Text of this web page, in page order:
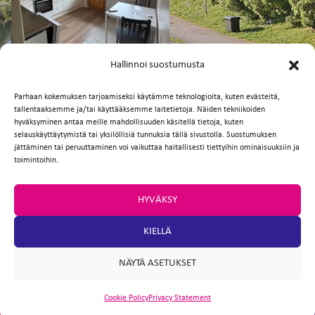
Hallinnoi suostumusta
Parhaan kokemuksen tarjoamiseksi käytämme teknologioita, kuten evästeitä,
tallentaaksemme ja/tai käyttääksemme laitetietoja. Näiden tekniikoiden
hyväksyminen antaa meille mahdollisuuden käsitellä tietoja, kuten
selauskäyttäytymistä tai yksilöllisiä tunnuksia tällä sivustolla. Suostumuksen
jättäminen tai peruuttaminen voi vaikuttaa haitallisesti tiettyihin ominaisuuksiin ja
toimintoihin.
HYVÄKSY
KIELLÄ
NÄYTÄ ASETUKSET
Cookie PolicyPrivacy Statement
FI
Facebook
TwitterEmailWhatsApp